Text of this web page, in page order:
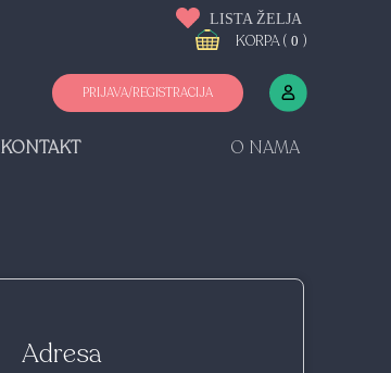
PRIJAVA/REGISTRACIJA
LISTA ŽELJA
KORPA ( 0 )
KONTAKT O NAMA
Adresa